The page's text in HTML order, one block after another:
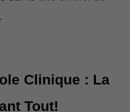
.
Clinique : La
Tout!